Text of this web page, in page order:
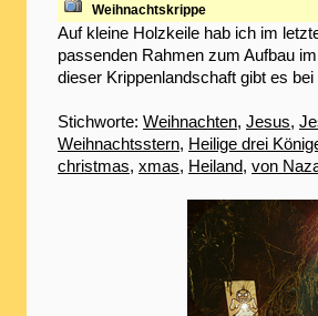
Weihnachtskrippe
Auf kleine Holzkeile hab ich im
passenden Rahmen zum Aufbau
dieser Krippenlandschaft gibt es
Stichworte: Weihnachten, Jesus,
Weihnachtsstern, Heilige drei
christmas, xmas, Heiland, von